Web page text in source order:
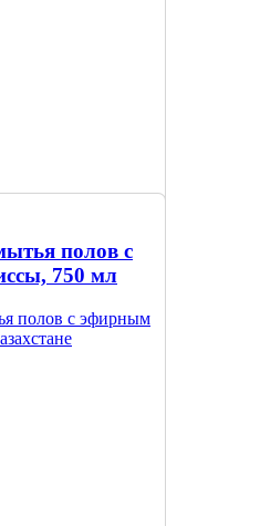
полов с
750 мл